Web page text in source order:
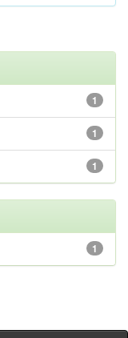
1
1
1
1